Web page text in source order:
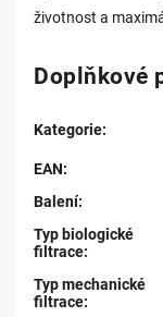
životnost a
Doplňkové
Kategorie:
EAN:
Balení:
Typ biologické
filtrace:
Typ mechanické
filtrace: